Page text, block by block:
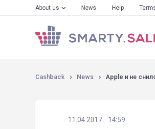
About us News Help
Cashback News Apple и не
11.04.2017 14:59